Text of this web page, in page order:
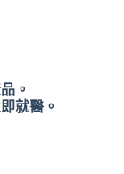
。
就醫。